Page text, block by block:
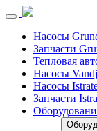
Насосы
Запчасти
Тепловая
Насосы
Насосы
Запчасти